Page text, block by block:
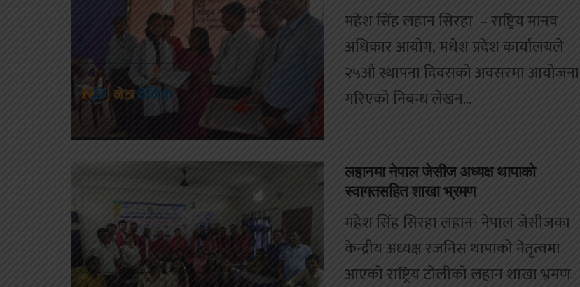
महेश सिंह लहान सिरहा – राष्ट्रिय मानव
अधिकार आयोग, मधेश प्रदेश कार्यालयले
२५औं स्थापना दिवसको अवसरमा आयोजना
गरिएको निबन्ध लेखन...
लहानमा नेपाल जेसीज अध्यक्ष थापाको
स्वागतसहित शाखा भ्रमण
महेश सिंह सिरहा लहान- नेपाल जेसीजका
केन्द्रीय अध्यक्ष रजनिस थापाको नेतृत्वमा
आएको राष्ट्रिय टोलीको लहान शाखा भ्रमण